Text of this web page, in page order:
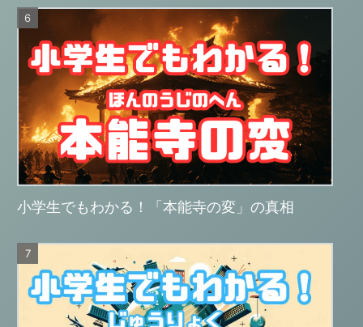
小学生でもわかる！「本能寺の変」の真相